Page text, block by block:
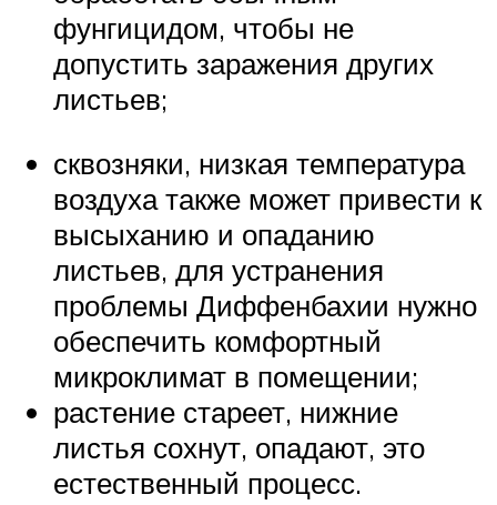
фунгицидом, чтобы не
допустить заражения других
листьев;
сквозняки, низкая температура
воздуха также может привести к
высыханию и опаданию
листьев, для устранения
проблемы Диффенбахии нужно
обеспечить комфортный
микроклимат в помещении;
растение стареет, нижние
листья сохнут, опадают, это
естественный процесс.